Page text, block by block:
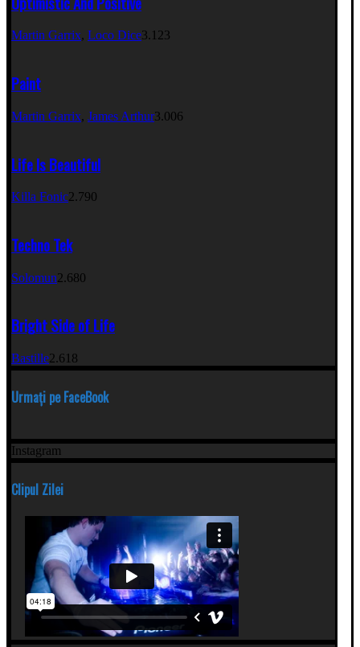
Martin Garrix, Loco Dice3.123
Paint
Martin Garrix, James Arthur3.006
Life Is Beautiful
Killa Fonic2.790
Techno Tek
Solomun2.680
Bright Side of Life
Bastille2.618
Urmați pe FaceBook
Instagram
Clipul Zilei